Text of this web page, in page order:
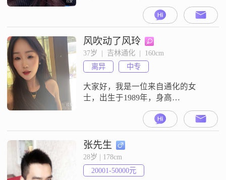
##3002##我拥有大学本科学历，在
工作中表现出色，月收入超过50000
元##3002##我性格温柔体贴，善解
人意，能够理解和尊重他人的感受
##3002##在生活中，我独立自信，
随和易相处，不喜欢过于复杂的人
际关系##3002##我非常重视家庭，
认为
风吹动了风玲
37岁  |  吉林通化  |  160cm
离异
中专
大家好，我是一位来自通化的女
士，出生于1989年，身高
160cm##3002##我的收入水平在每月
12001元到20000元之间，我在工作
中表现稳定，有着良好的职业素养
##3002##虽然我的学历是中专，但
我一直在努力提升自己，不断学习
新的知识和技能##3002##我性格温
柔体贴，善解人意，总是能够理解
张先生
28岁 | 178cm
20001-50000元